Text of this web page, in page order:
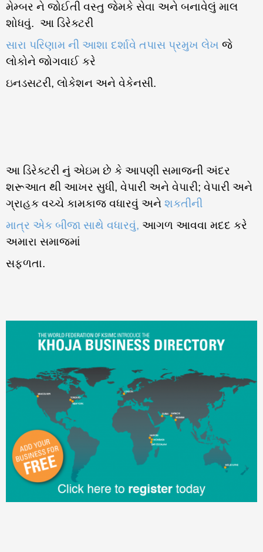
મેમ્બર ને જોઈતી વસ્તુ જેમકે સેવા અને બનાવેલું માલ
શોધવું. આ ડિરેક્ટરી
સારા પરિણામ ની આશા દર્શાવે તપાસ પ્રમુખ લેખ જે
લોકોને જોગવાઈ કરે
ઇનડસટરી, લોકેશન અને વેકેનસી.
આ ડિરેક્ટરી નું એઇમ છે કે આપણી સમાજની અંદર
શરૂઆત થી આખર સુધી, વેપારી અને વેપારી; વેપારી અને
ગ્રાહક વચ્ચે કામકાજ વધારવું અને શકતીની
માત્ર એક બીજા સાથે વધારવું, આગળ આવવા મદદ કરે
અમારા સમાજમાં
સફળતા.